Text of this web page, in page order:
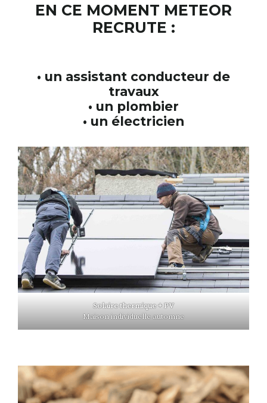
EN CE MOMENT METEOR
RECRUTE :
• un assistant conducteur de
travaux
• un plombier
• un électricien
Solaire thermique + PV
Maison individuelle automne